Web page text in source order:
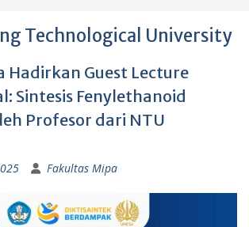
Technological University
Hadirkan Guest Lecture
Sintesis Fenylethanoid
Profesor dari NTU
Fakultas Mipa